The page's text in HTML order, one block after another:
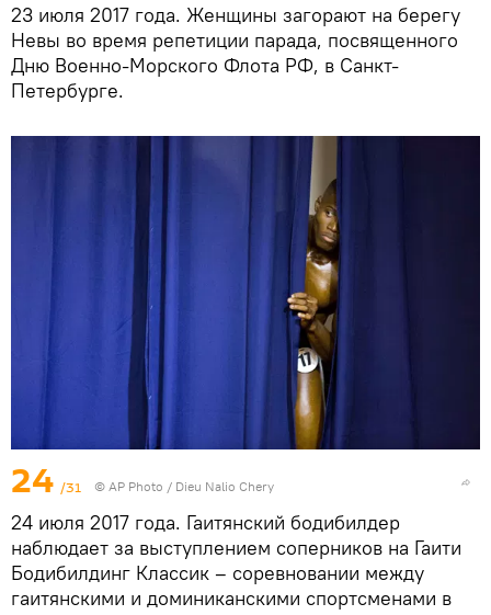
23 июля 2017 года. Женщины загорают на берегу
Невы во время репетиции парада, посвященного
Дню Военно-Морского Флота РФ, в Санкт-
Петербурге.
24 /31 © AP Photo / Dieu Nalio Chery
24 июля 2017 года. Гаитянский бодибилдер
наблюдает за выступлением соперников на Гаити
Бодибилдинг Классик – соревновании между
гаитянскими и доминиканскими спортсменами в